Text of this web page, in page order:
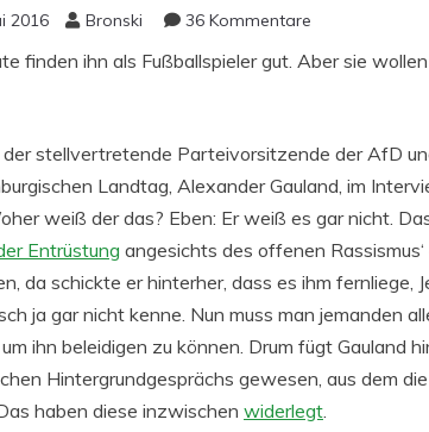
2016 Bronski 36 Kommentare
finden ihn als Fußballspieler gut. Aber sie
stellvertretende Parteivorsitzende der AfD
Landtag, Alexander Gauland, im
weiß der das? Eben: Er weiß es gar nicht.
Entrüstung angesichts des offenen
da schickte er hinterher, dass es ihm fernliege,
ja gar nicht kenne. Nun muss man jemanden
ihn beleidigen zu können. Drum fügt Gauland
Hintergrundgesprächs gewesen, aus dem
haben diese inzwischen widerlegt.